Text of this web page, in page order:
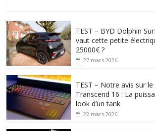
TEST – BYD Dolphin
vaut cette petite
25000€ ?
27 mars 2026
TEST – Notre avis sur le
Transcend 16 : La
look d’un tank
22 mars 2026